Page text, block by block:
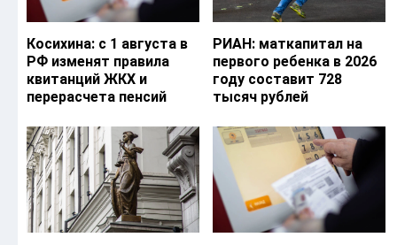
Косихина: с 1 августа в
РФ изменят правила
квитанций ЖКХ и
перерасчета пенсий
РИАН: маткапитал на
первого ребенка в 2026
году составит 728
тысяч рублей